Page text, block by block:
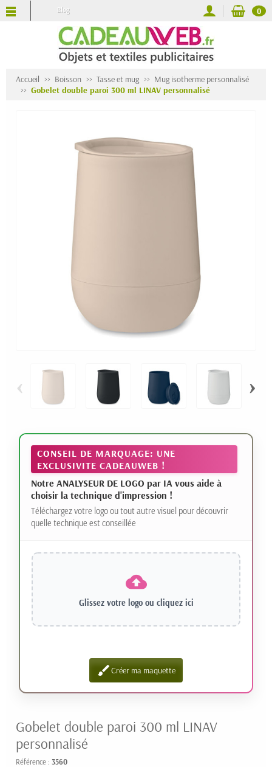
Blog 0
Accueil Boisson Tasse et mug
Mug isotherme personnalisé
Gobelet double paroi 300 ml LINAV personnalisé
‹ ›
CONSEIL DE MARQUAGE: UNE
EXCLUSIVITE CADEAUWEB !
Notre ANALYSEUR DE LOGO par IA vous aide à
choisir la technique d'impression !
Téléchargez votre logo ou tout autre visuel pour découvrir
quelle technique est conseillée
Glissez votre logo ou cliquez ici
brushCréer ma maquette
Gobelet double paroi 300 ml LINAV
personnalisé
Référence : 3560